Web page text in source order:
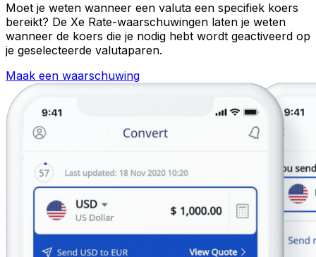
Moet je weten wanneer een valuta een specifiek koers
bereikt? De Xe Rate-waarschuwingen laten je weten
wanneer de koers die je nodig hebt wordt geactiveerd op
je geselecteerde valutaparen.
Maak een waarschuwing